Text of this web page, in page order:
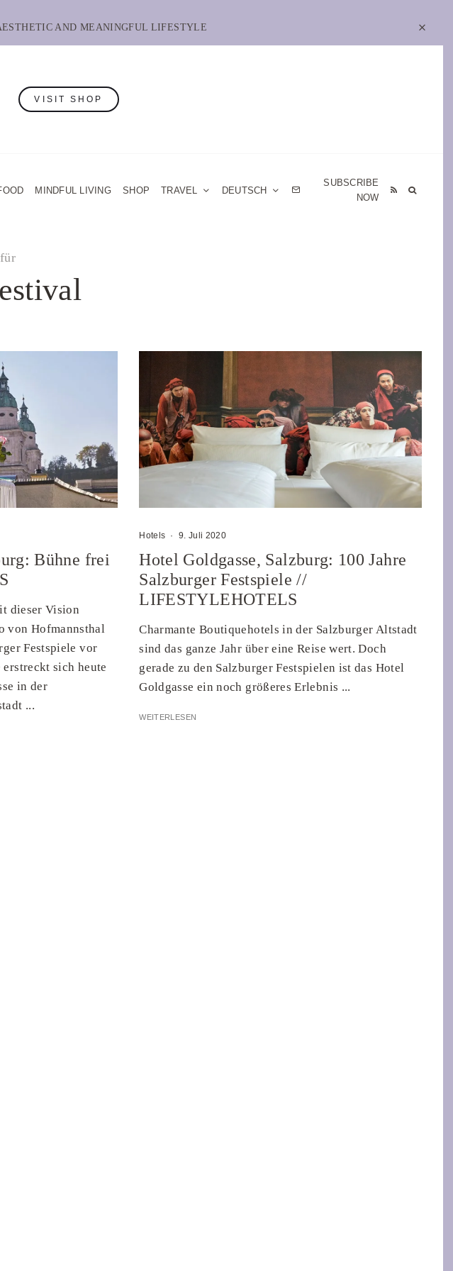
AND MEANINGFUL LIFESTYLE
VISIT SHOP
MINDFUL LIVING SHOP TRAVEL DEUTSCH
SUBSCRIBE
NOW
Bühne frei
dieser Vision
von Hofmannsthal
Festspiele vor
erstreckt sich heute
in der
...
Hotels · 9. Juli 2020
Hotel Goldgasse, Salzburg: 100 Jahre
Salzburger Festspiele //
LIFESTYLEHOTELS
Charmante Boutiquehotels in der Salzburger Altstadt
sind das ganze Jahr über eine Reise wert. Doch
gerade zu den Salzburger Festspielen ist das Hotel
Goldgasse ein noch größeres Erlebnis ...
WEITERLESEN